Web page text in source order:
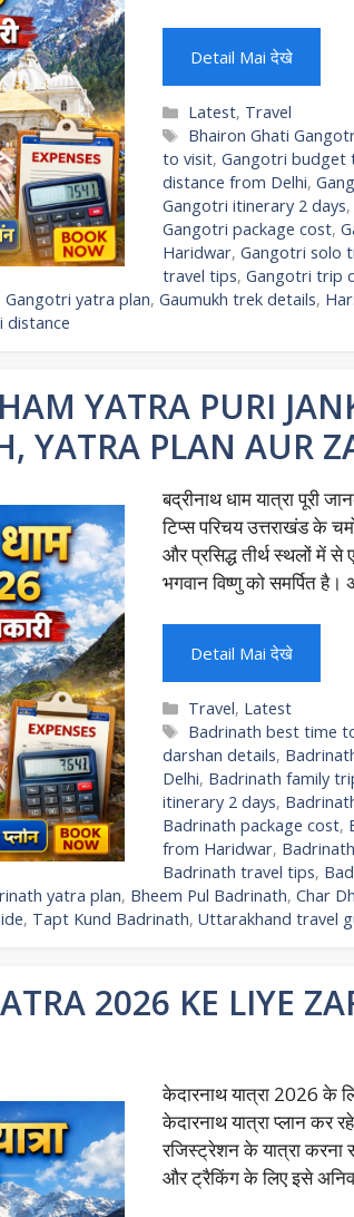
Detail Mai देखे
Categories
Latest, Travel
Tags
Bhairon Ghati
to visit, Gangotri budget
distance from Delhi,
Gangotri itinerary 2 days,
Gangotri package cost,
Haridwar, Gangotri solo
travel tips, Gangotri trip
Gangotri yatra plan, Gaumukh trek details,
distance
YATRA PURI
YATRA PLAN AUR
बद्रीनाथ धाम यात्रा पूरी
टिप्स परिचय उत्तराखंड के
और प्रसिद्ध तीर्थ स्थलों में से
भगवान विष्णु को समर्पित
Detail Mai देखे
Categories
Travel, Latest
Tags
Badrinath best time
darshan details,
Delhi, Badrinath family
itinerary 2 days,
Badrinath package cost,
from Haridwar,
Badrinath travel tips,
yatra plan, Bheem Pul Badrinath, Char
, Tapt Kund Badrinath, Uttarakhand travel
2026 KE LIYE
केदारनाथ यात्रा 2026 के
केदारनाथ यात्रा प्लान कर
रजिस्ट्रेशन के यात्रा करना
और ट्रैकिंग के लिए इसे